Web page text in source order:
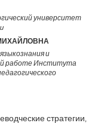
университет
и
работе Института
стратегии,